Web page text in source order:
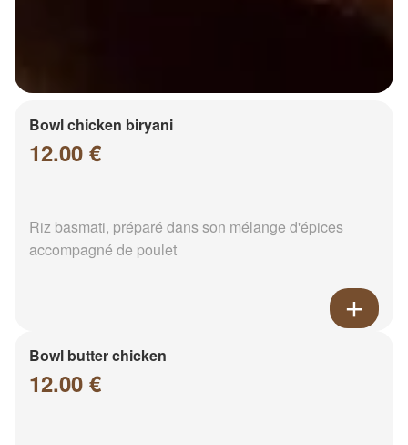
Bowl chicken biryani
12.00 €
Riz basmati, préparé dans son mélange d'épices
accompagné de poulet
Bowl butter chicken
12.00 €